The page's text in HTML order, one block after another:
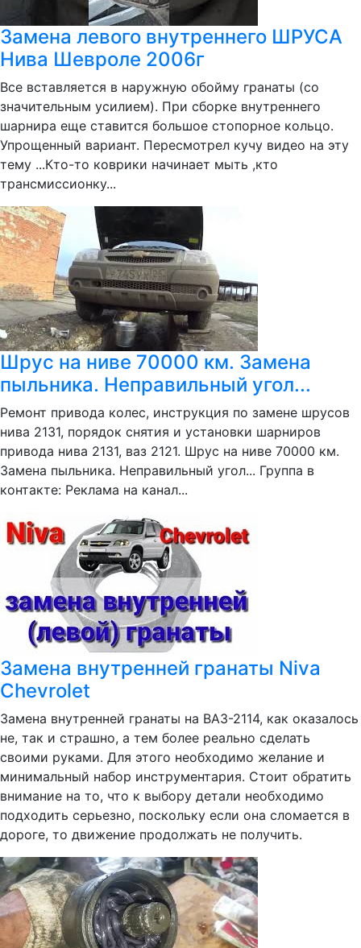
Замена левого внутреннего ШРУСА
Нива Шевроле 2006г
Все вставляется в наружную обойму гранаты (со
значительным усилием). При сборке внутреннего
шарнира еще ставится большое стопорное кольцо.
Упрощенный вариант. Пересмотрел кучу видео на эту
тему ...Кто-то коврики начинает мыть ,кто
трансмиссионку...
Шрус на ниве 70000 км. Замена
пыльника. Неправильный угол...
Ремонт привода колес, инструкция по замене шрусов
нива 2131, порядок снятия и установки шарниров
привода нива 2131, ваз 2121. Шрус на ниве 70000 км.
Замена пыльника. Неправильный угол... Группа в
контакте: Реклама на канал...
Замена внутренней гранаты Niva
Chevrolet
Замена внутренней гранаты на ВАЗ-2114, как оказалось
не, так и страшно, а тем более реально сделать
своими руками. Для этого необходимо желание и
минимальный набор инструментария. Стоит обратить
внимание на то, что к выбору детали необходимо
подходить серьезно, поскольку если она сломается в
дороге, то движение продолжать не получить.